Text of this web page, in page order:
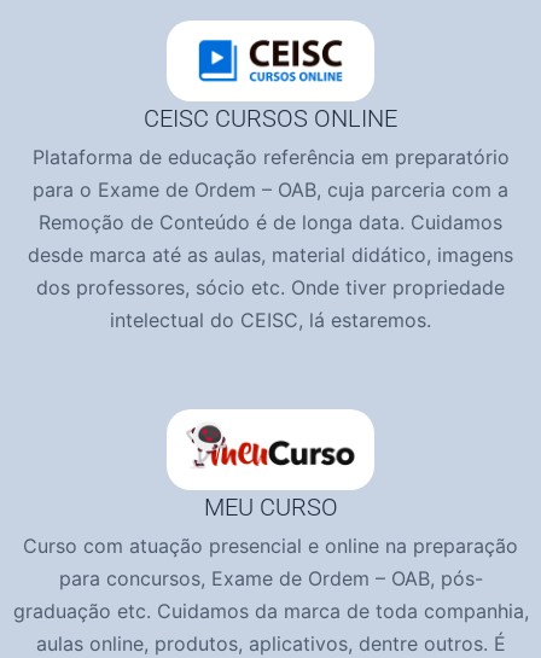
CEISC CURSOS ONLINE
Plataforma de educação referência em preparatório
para o Exame de Ordem – OAB, cuja parceria com a
Remoção de Conteúdo é de longa data. Cuidamos
desde marca até as aulas, material didático, imagens
dos professores, sócio etc. Onde tiver propriedade
intelectual do CEISC, lá estaremos.
MEU CURSO
Curso com atuação presencial e online na preparação
para concursos, Exame de Ordem – OAB, pós-
graduação etc. Cuidamos da marca de toda companhia,
aulas online, produtos, aplicativos, dentre outros. É